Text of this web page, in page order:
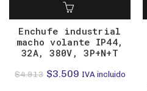
Enchufe industrial
macho volante IP44,
32A, 380V, 3P+N+T
$4.913 El
$3.509ElIVA incluido